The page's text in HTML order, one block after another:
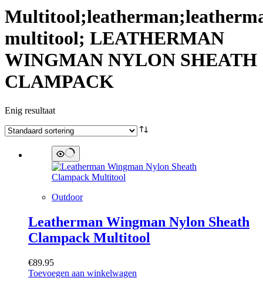
multitool; LEATHERMAN
WINGMAN NYLON SHEATH
CLAMPACK
Enig resultaat
Outdoor
Leatherman Wingman Nylon Sheath
Clampack Multitool
€89.95
Toevoegen aan winkelwagen